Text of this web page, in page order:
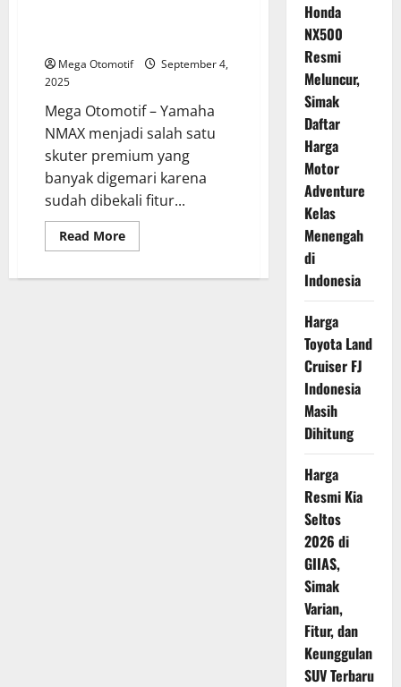
Mega Otomotif
September 4,
2025
Mega Otomotif – Yamaha
NMAX menjadi salah satu
skuter premium yang
banyak digemari karena
sudah dibekali fitur...
Read MoreRead
more
Ciri
Honda
NX500
Resmi
Meluncur,
Simak
Daftar
Harga
Motor
Adventure
Kelas
Menengah
di
Indonesia
Harga
Toyota Land
Cruiser FJ
Indonesia
Masih
Dihitung
Harga
Resmi Kia
Seltos
2026 di
GIIAS,
Simak
Varian,
Fitur, dan
Keunggulan
SUV Terbaru